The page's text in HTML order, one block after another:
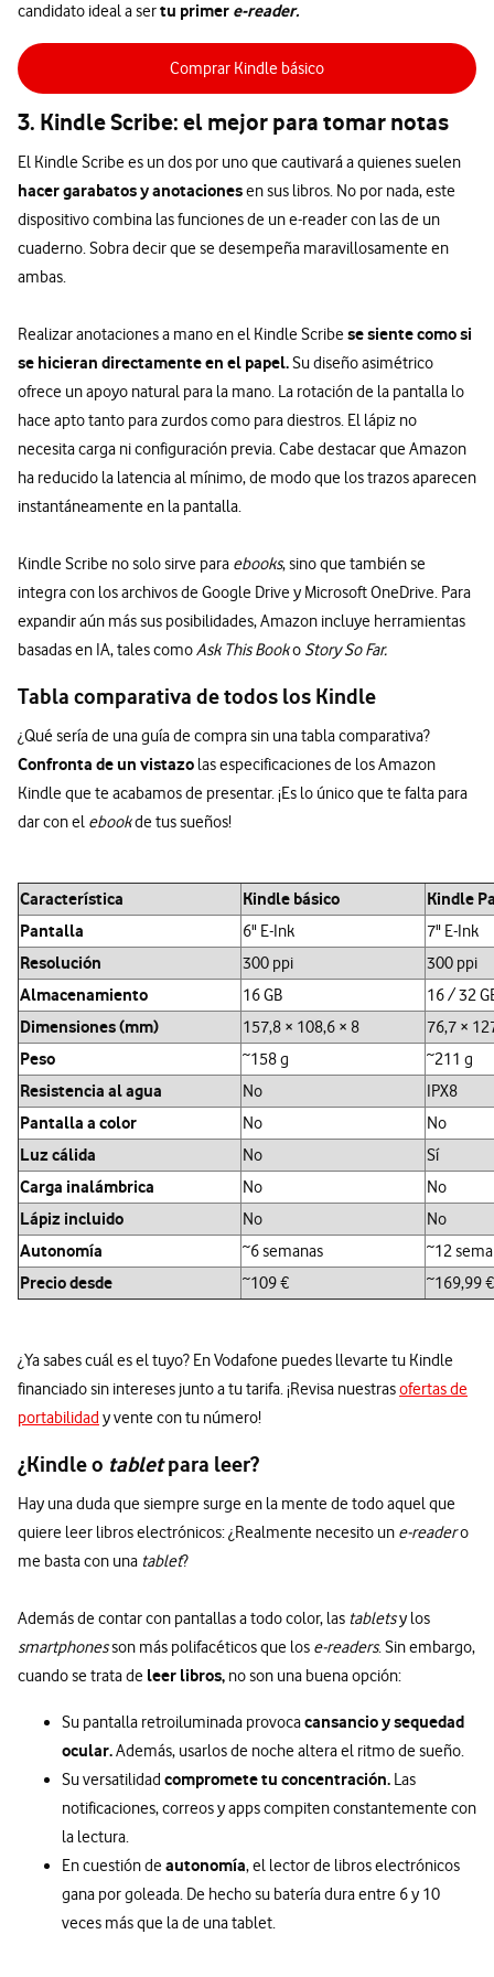
candidato ideal a sertu primer e-reader.
Comprar Kindle básico
3. Kindle Scribe: el mejor para tomar notas
El Kindle Scribe es un dos por uno que cautivará a quienes suelen
hacer garabatos y anotacionesen sus libros. No por nada, este
dispositivo combina las funciones de un e-reader con las de un
cuaderno. Sobra decir que se desempeña maravillosamente en
ambas.
Realizar anotaciones a mano en el Kindle Scribese siente como si
se hicieran directamente en el papel.Su diseño asimétrico
ofrece un apoyo natural para la mano. La rotación de la pantalla lo
hace apto tanto para zurdos como para diestros. El lápiz no
necesita carga ni configuración previa. Cabe destacar que Amazon
ha reducido la latencia al mínimo, de modo que los trazos aparecen
instantáneamente en la pantalla.
Kindle Scribe no solo sirve para ebooks, sino que también se
integra con los archivos de Google Drive y Microsoft OneDrive. Para
expandir aún más sus posibilidades, Amazon incluye herramientas
basadas en IA, tales comoAsk This Booko Story So Far.
Tabla comparativa de todos los Kindle
¿Qué sería de una guía de compra sin una tabla comparativa?
Confronta de un vistazo las especificaciones de los Amazon
Kindle que te acabamos de presentar. ¡Es lo único que te falta para
dar con el ebookde tus sueños!
Característica Kindle básico
Kindle
Pantalla
6" E-Ink 7" E-Ink
Resolución 300 ppi 300 ppi
Almacenamiento 16 GB 16 / 32
Dimensiones (mm) 157,8 × 108,6 × 8 76,7 ×
Peso ~158 g ~211 g
Resistencia al agua No IPX8
Pantalla a color No No
Luz cálida No Sí
Carga inalámbrica No No
Lápiz incluido No No
Autonomía ~6 semanas ~12
Precio desde ~109 € ~169,99 €
¿Ya sabes cuál es el tuyo? En Vodafone puedes llevarte tu Kindle
financiado sin intereses junto a tu tarifa. ¡Revisa nuestrasofertas de
portabilidad y vente con tu número!
¿Kindle o tabletpara leer?
Hay una duda que siempre surge en la mente de todo aquel que
quiere leer libros electrónicos: ¿Realmente necesito un e-readero
me basta con una tablet?
Además de contar con pantallas a todo color, las tabletsy los
smartphonesson más polifacéticos que los e-readers. Sin embargo,
cuando se trata de leer libros, no son una buena opción:
Su pantalla retroiluminada provocacansancio y sequedad
ocular.Además, usarlos de noche altera el ritmo de sueño.
Su versatilidad compromete tu concentración. Las
notificaciones, correos y apps compiten constantemente con
la lectura.
En cuestión deautonomía, el lector de libros electrónicos
gana por goleada. De hecho su batería dura entre 6 y 10
veces más que la de una tablet.